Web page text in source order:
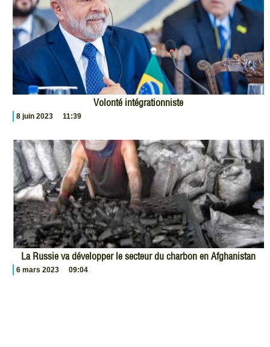
Volonté intégrationniste
8 juin 2023 11:39
La Russie va développer le secteur du charbon en Afghanistan
6 mars 2023 09:04